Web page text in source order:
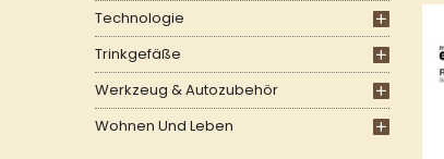
Technologie
Trinkgefäße
Werkzeug & Autozubehör
Wohnen Und Leben